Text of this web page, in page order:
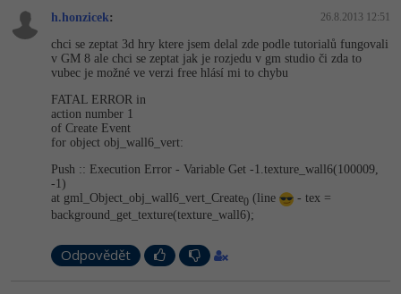
Spring
ASP.NET MVC
Best practices
MySQL/MariaDB
MS-SQL
SQLite
Tester
Systémový administrátor
Grafik / UX/UI návrhář
3D grafik
Projektový manažer
Databázový analytik
Copywriter
Swift
Kotlin -80%
C -80%
VB.NET
Návrh SW -80%
Algoritmy -41%
h.honzicek: 26.8.2013 12:51
chci se zeptat 3d hry ktere jsem delal zde podle tutorialů fungovali
v GM 8 ale chci se zeptat jak je rozjedu v gm studio či zda to
vubec je možné ve verzi free hlásí mi to chybu
FATAL ERROR in
action number 1
of Create Event
for object obj_wall6_vert:
Push :: Execution Error - Variable Get -1.texture_wall6(100009,
-1)
at gml_Object_ob­j_wall6_vert_Cre­ate0 (line
- tex =
background_get_tex­ture(texture_wa­ll6);
Odpovědět